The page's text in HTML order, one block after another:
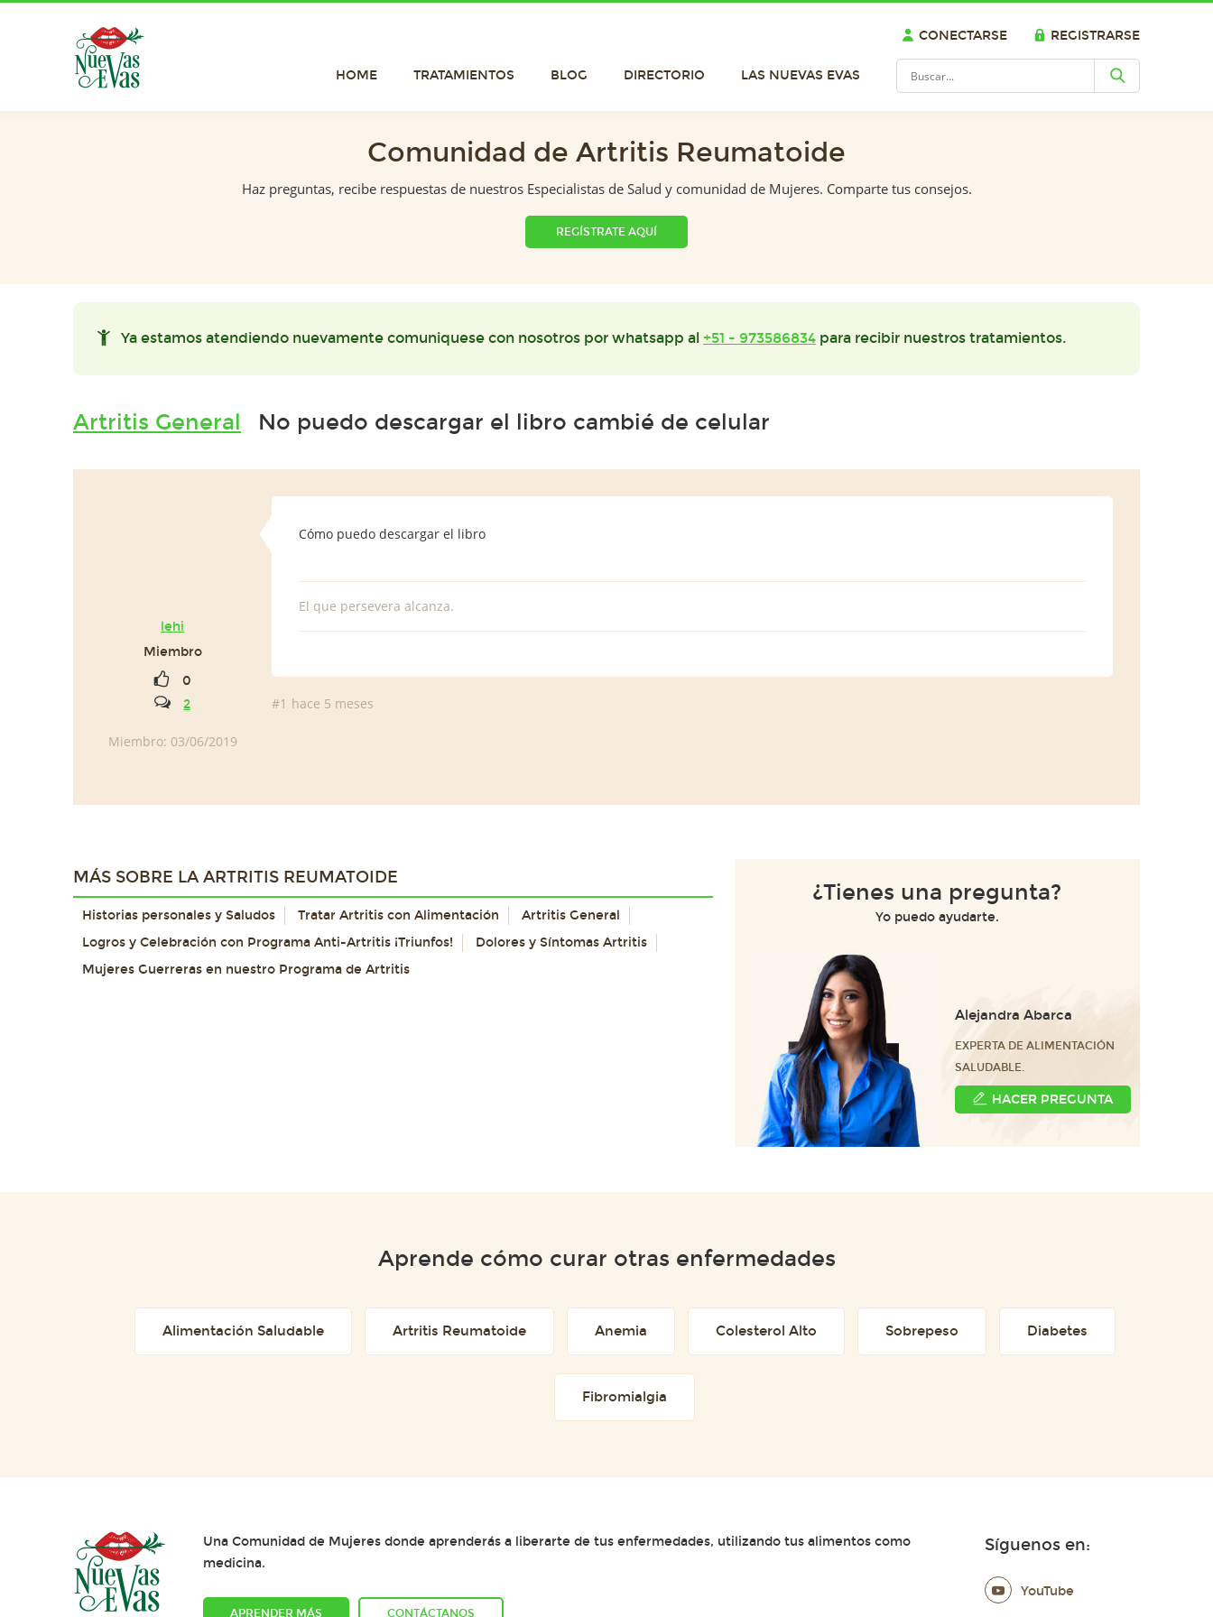
CONECTARSE REGISTRARSE
HOME TRATAMIENTOS BLOG DIRECTORIO LAS NUEVAS EVAS
Comunidad de Artritis Reumatoide
Haz preguntas, recibe respuestas de nuestros Especialistas de Salud y comunidad de Mujeres. Comparte tus consejos.
REGÍSTRATE AQUÍ
Ya estamos atendiendo nuevamente comuniquese con nosotros por whatsapp al +51 - 973586834 para recibir nuestros tratamientos.
Artritis General No puedo descargar el libro cambié de celular
lehi
Miembro
0
2
Miembro: 03/06/2019
Cómo puedo descargar el libro
El que persevera alcanza.
#1 hace 5 meses
MÁS SOBRE LA ARTRITIS REUMATOIDE
Historias personales y Saludos Tratar Artritis con Alimentación
Artritis General
Logros y Celebración con Programa Anti-Artritis ¡Triunfos!
Dolores y Síntomas Artritis
Mujeres Guerreras en nuestro Programa de Artritis
¿Tienes una pregunta?
Yo puedo ayudarte.
Alejandra Abarca
EXPERTA DE ALIMENTACIÓN
SALUDABLE.
HACER PREGUNTA
Aprende cómo curar otras enfermedades
Alimentación Saludable Artritis Reumatoide Anemia Colesterol Alto Sobrepeso Diabetes
Fibromialgia
Una Comunidad de Mujeres donde aprenderás a liberarte de tus enfermedades, utilizando tus alimentos como
medicina.
APRENDER MÁS CONTÁCTANOS
Síguenos en:
YouTube